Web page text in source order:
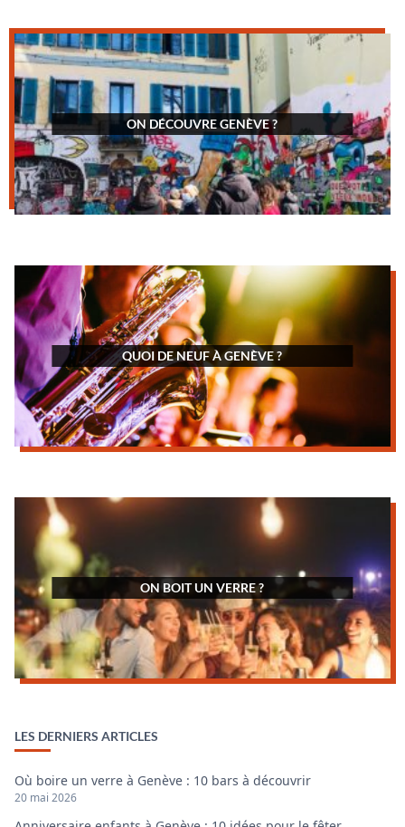
ON DÉCOUVRE GENÈVE ?
QUOI DE NEUF À GENÈVE ?
ON BOIT UN VERRE ?
LES DERNIERS ARTICLES
Où boire un verre à Genève : 10 bars à découvrir
20 mai 2026